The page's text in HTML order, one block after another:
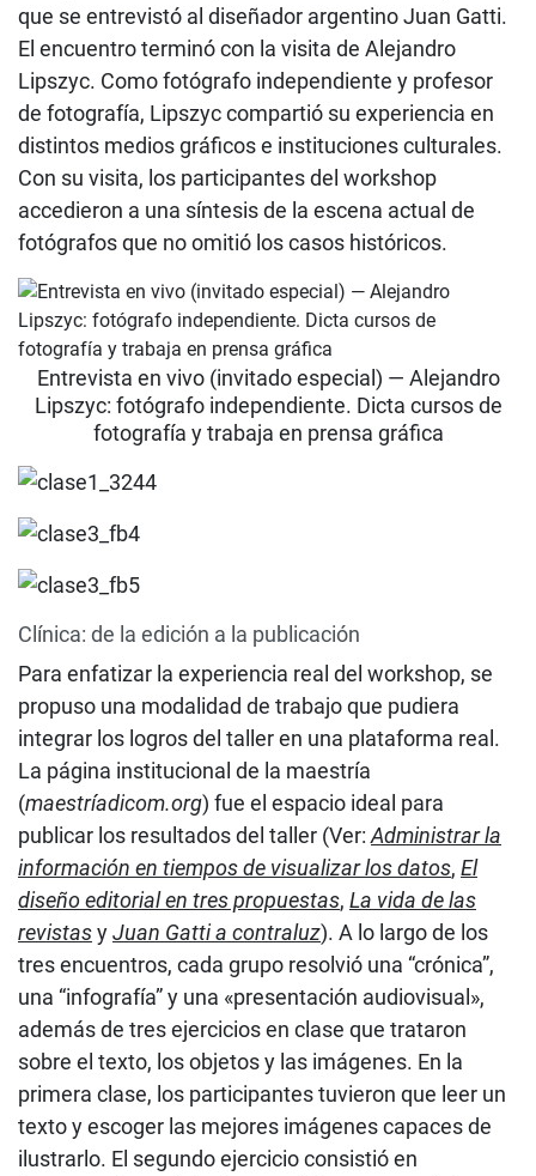
que se entrevistó al diseñador argentino Juan Gatti.
El encuentro terminó con la visita de Alejandro
Lipszyc. Como fotógrafo independiente y profesor
de fotografía, Lipszyc compartió su experiencia en
distintos medios gráficos e instituciones culturales.
Con su visita, los participantes del workshop
accedieron a una síntesis de la escena actual de
fotógrafos que no omitió los casos históricos.
Entrevista en vivo (invitado especial) — Alejandro
Lipszyc: fotógrafo independiente. Dicta cursos de
fotografía y trabaja en prensa gráfica
Clínica: de la edición a la publicación
Para enfatizar la experiencia real del workshop, se
propuso una modalidad de trabajo que pudiera
integrar los logros del taller en una plataforma real.
La página institucional de la maestría
(maestríadicom.org) fue el espacio ideal para
publicar los resultados del taller (Ver: Administrar la
información en tiempos de visualizar los datos, El
diseño editorial en tres propuestas, La vida de las
revistasyJuan Gatti a contraluz). A lo largo de los
tres encuentros, cada grupo resolvió una “crónica”,
una “infografía” y una «presentación audiovisual»,
además de tres ejercicios en clase que trataron
sobre el texto, los objetos y las imágenes. En la
primera clase, los participantes tuvieron que leer un
texto y escoger las mejores imágenes capaces de
ilustrarlo. El segundo ejercicio consistió en